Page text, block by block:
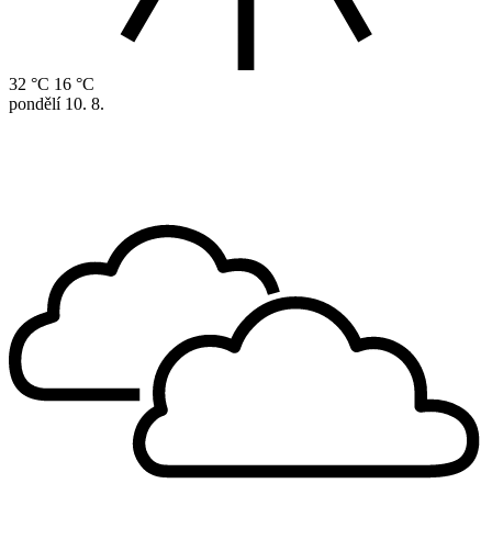
32 °C 16 °C
pondělí 10. 8.